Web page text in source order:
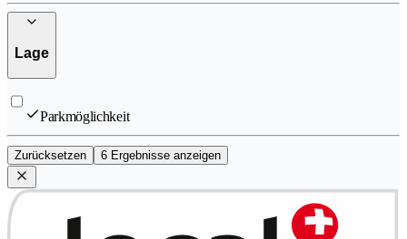
Lage
Parkmöglichkeit
Zurücksetzen 6 Ergebnisse anzeigen